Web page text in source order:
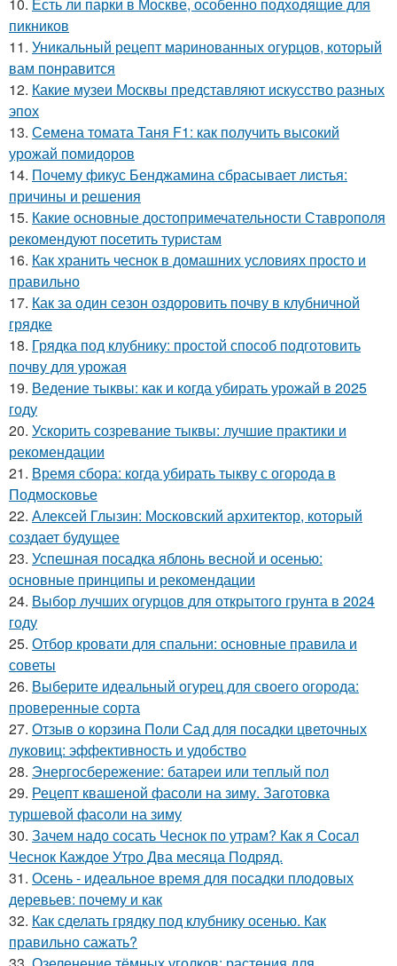
пикников
11. Уникальный рецепт маринованных огурцов, который
вам понравится
12. Какие музеи Москвы представляют искусство разных
эпох
13. Семена томата Таня F1: как получить высокий
урожай помидоров
14. Почему фикус Бенджамина сбрасывает листья:
причины и решения
15. Какие основные достопримечательности Ставрополя
рекомендуют посетить туристам
16. Как хранить чеснок в домашних условиях просто и
правильно
17. Как за один сезон оздоровить почву в клубничной
грядке
18. Грядка под клубнику: простой способ подготовить
почву для урожая
19. Ведение тыквы: как и когда убирать урожай в 2025
году
20. Ускорить созревание тыквы: лучшие практики и
рекомендации
21. Время сбора: когда убирать тыкву с огорода в
Подмосковье
22. Алексей Глызин: Московский архитектор, который
создает будущее
23. Успешная посадка яблонь весной и осенью:
основные принципы и рекомендации
24. Выбор лучших огурцов для открытого грунта в 2024
году
25. Отбор кровати для спальни: основные правила и
советы
26. Выберите идеальный огурец для своего огорода:
проверенные сорта
27. Отзыв о корзина Поли Сад для посадки цветочных
луковиц: эффективность и удобство
28. Энергосбережение: батареи или теплый пол
29. Рецепт квашеной фасоли на зиму. Заготовка
туршевой фасоли на зиму
30. Зачем надо сосать Чеснок по утрам? Как я Сосал
Чеснок Каждое Утро Два месяца Подряд.
31. Осень - идеальное время для посадки плодовых
деревьев: почему и как
32. Как сделать грядку под клубнику осенью. Как
правильно сажать?